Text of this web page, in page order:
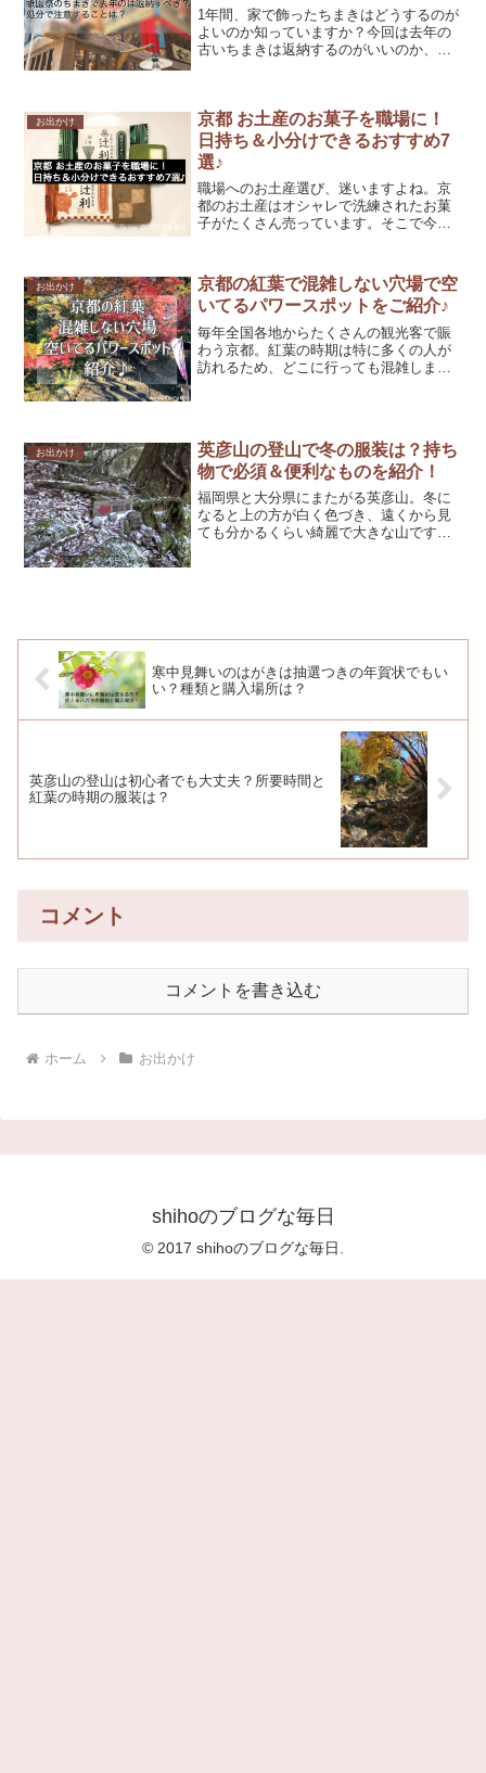
1年間、家で飾ったちまきはどうするのが
よいのか知っていますか？今回は去年の
古いちまきは返納するのがいいのか、他
お出かけ
京都 お土産のお菓子を職場に！
日持ち＆小分けできるおすすめ7
選♪
職場へのお土産選び、迷いますよね。京
都のお土産はオシャレで洗練されたお菓
子がたくさん売っています。そこで今回
喜ばれると評判のおすすめのお菓子を7つ
紹介していますので、参...
お出かけ
京都の紅葉で混雑しない穴場で空
いてるパワースポットをご紹介♪
毎年全国各地からたくさんの観光客で賑
わう京都。紅葉の時期は特に多くの人が
訪れるため、どこに行っても混雑しま
都観光のおすすめプランも...
お出かけ
英彦山の登山で冬の服装は？持ち
物で必須＆便利なものを紹介！
福岡県と大分県にまたがる英彦山。冬に
なると上の方が白く色づき、遠くから見
ても分かるくらい綺麗で大きな山です。
寒中見舞いのはがきは抽選つきの年賀状でもい
い？種類と購入場所は？
英彦山の登山は初心者でも大丈夫？所要時間と
紅葉の時期の服装は？
コメント
コメントを書き込む
ホーム お出かけ
shihoのブログな毎日
© 2017 shihoのブログな毎日.